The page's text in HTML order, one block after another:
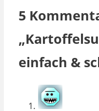
5
einfach &